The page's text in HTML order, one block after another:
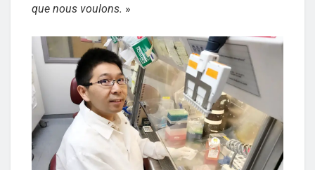
que nous voulons. »